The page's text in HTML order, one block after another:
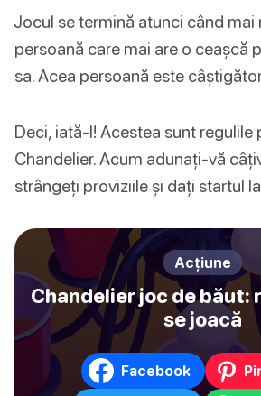
Jocul se termină atunci când mai
persoană care mai are o ceașcă
sa. Acea persoană este
Deci, iată-l! Acestea sunt regulile
Chandelier. Acum adunați-vă
strângeți proviziile și dați startul
Acțiune
Chandelier joc de băut:
se joacă
Facebook